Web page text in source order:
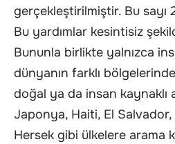
gerçekleştirilmiştir. Bu sayı
Bu yardımlar kesintisiz
Bununla birlikte yalnızca
dünyanın farklı
doğal ya da insan kaynaklı
Japonya, Haiti, El
Hersek gibi ülkelere arama